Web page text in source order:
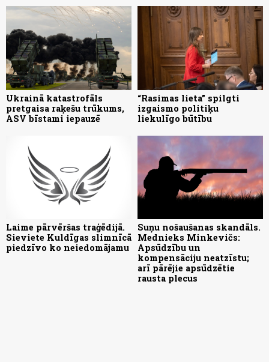
Ukrainā katastrofāls
pretgaisa raķešu trūkums,
ASV bīstami iepauzē
“Rasimas lieta” spilgti
izgaismo politiķu
liekulīgo būtību
Laime pārvēršas traģēdijā.
Sieviete Kuldīgas slimnīcā
piedzīvo ko neiedomājamu
Suņu nošaušanas skandāls.
Mednieks Minkevičs:
Apsūdzību un
kompensāciju neatzīstu;
arī pārējie apsūdzētie
rausta plecus